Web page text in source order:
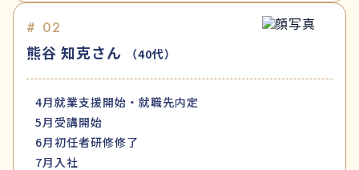
# 02
熊谷 知克さん （40代）
4月就業支援開始・就職先内定
5月 受講開始
6月初任者研修修了
7月入社